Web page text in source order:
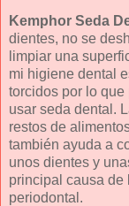
Kemphor Seda
dientes, no se
limpiar una
mi higiene dental
torcidos por lo
usar seda dental.
restos de
también ayuda a
unos dientes y
principal causa de
periodontal.